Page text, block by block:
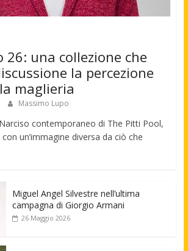
26: una collezione che
la percezione
maglieria
Massimo Lupo
contemporaneo di The Pitti Pool,
un’immagine diversa da ciò che
Miguel Angel Silvestre nell’ultima
campagna di Giorgio Armani
26 Maggio 2026